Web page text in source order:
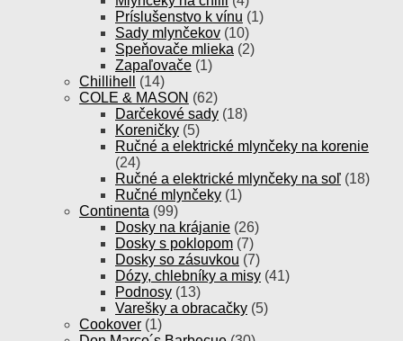
Príslušenstvo k vínu (1)
Sady mlynčekov (10)
Speňovače mlieka (2)
Zapaľovače (1)
Chillihell
(14)
COLE & MASON (62)
Darčekové sady (18)
Koreničky (5)
Ručné a elektrické mlynčeky na korenie
(24)
Ručné a elektrické mlynčeky na soľ (18)
Ručné mlynčeky (1)
Continenta (99)
Dosky na krájanie (26)
Dosky s poklopom (7)
Dosky so zásuvkou (7)
Dózy, chlebníky a misy (41)
Podnosy (13)
Varešky a obracačky (5)
Cookover (1)